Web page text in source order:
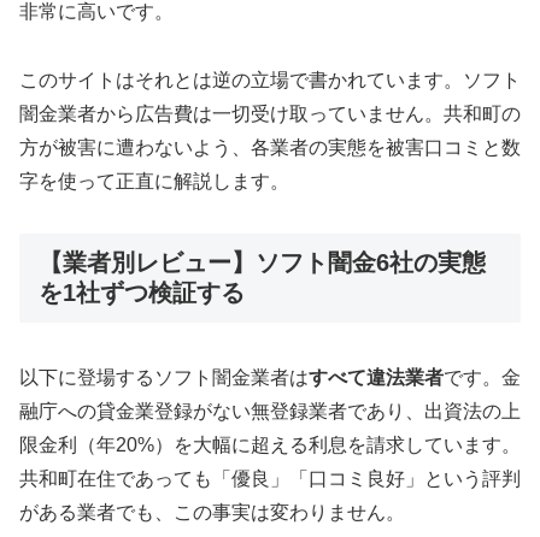
非常に高いです。
このサイトはそれとは逆の立場で書かれています。ソフト
闇金業者から広告費は一切受け取っていません。共和町の
方が被害に遭わないよう、各業者の実態を被害口コミと数
字を使って正直に解説します。
【業者別レビュー】ソフト闇金6社の実態
を1社ずつ検証する
以下に登場するソフト闇金業者はすべて違法業者です。金
融庁への貸金業登録がない無登録業者であり、出資法の上
限金利（年20%）を大幅に超える利息を請求しています。
共和町在住であっても「優良」「口コミ良好」という評判
がある業者でも、この事実は変わりません。